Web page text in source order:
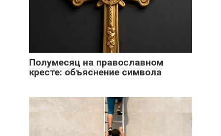
Полумесяц на православном
кресте: объяснение символа